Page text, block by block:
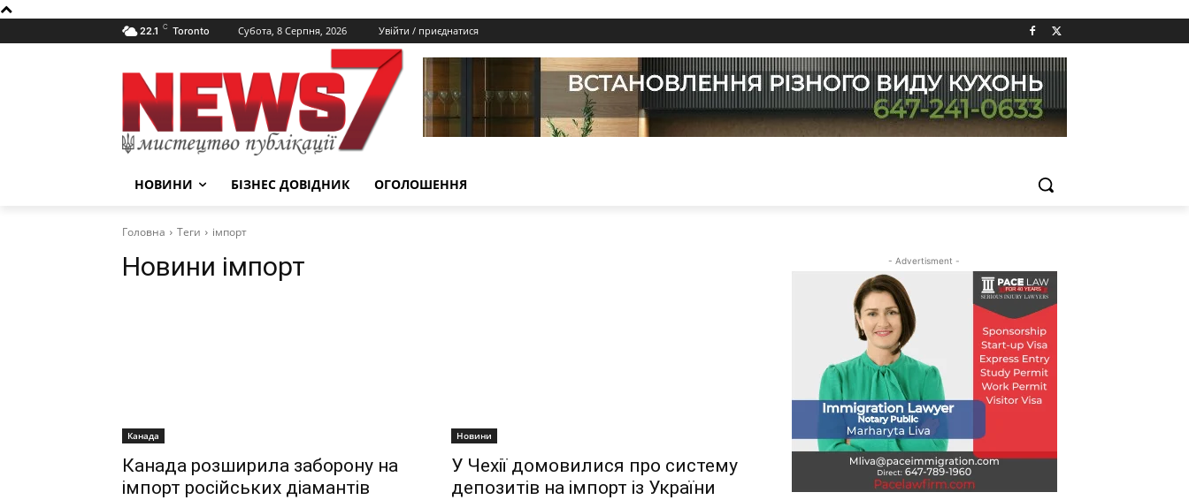
22.1 C Toronto Субота, 8 Серпня, 2026 Увійти / приєднатися
НОВИНИ БІЗНЕС ДОВІДНИК ОГОЛОШЕННЯ
Головна Теги імпорт
Новини імпорт
Канада
Канада розширила заборону на
імпорт російських діамантів
Новини
У Чехії домовилися про систему
депозитів на імпорт із України
- Advertisment -